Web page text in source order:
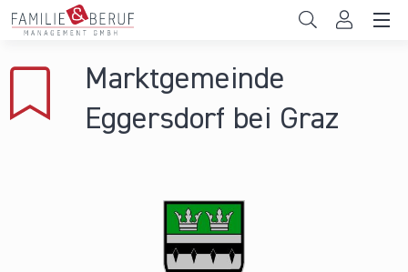
Direkt zum Inhalt
Gemeinden
Marktgemeinde
Eggersdorf bei Graz